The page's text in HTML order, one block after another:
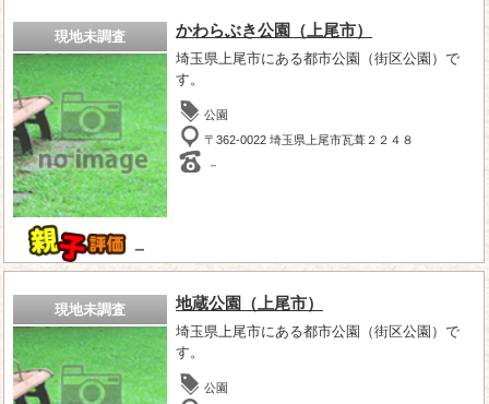
現地未調査
－
かわらぶき公園（上尾市）
埼玉県上尾市にある都市公園（街区公園）で
す。
公園
〒362-0022 埼玉県上尾市瓦葺２２４８
－
現地未調査 地蔵公園（上尾市）
埼玉県上尾市にある都市公園（街区公園）で
す。
公園